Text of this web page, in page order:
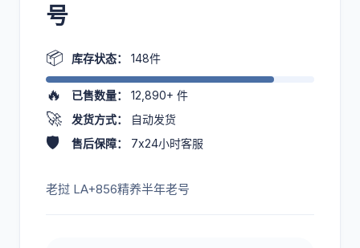
号
📦 库存状态： 148件
🔥 已售数量： 12,890+ 件
🚀 发货方式： 自动发货
🛡️ 售后保障： 7x24小时客服
老挝 LA+856精养半年老号